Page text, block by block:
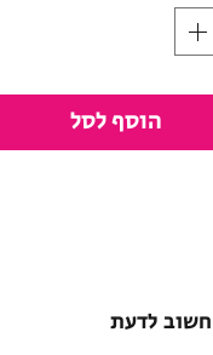
הוסף לסל
לדעת